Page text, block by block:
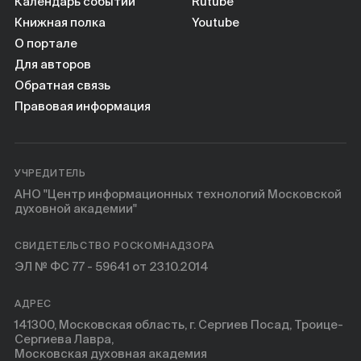
Книжная полка
О портале
Для авторов
Обратная связь
Правовая информация
Youtube
УЧРЕДИТЕЛЬ
АНО "Центр информационных технологий Московской
духовной академии"
СВИДЕТЕЛЬСТВО РОСКОМНАДЗОРА
ЭЛ № ФС 77 - 59641 от 23.10.2014
АДРЕС
141300, Московская область, г. Сергиев Посад, Троице-
Сергиева Лавра,
Московская духовная академия